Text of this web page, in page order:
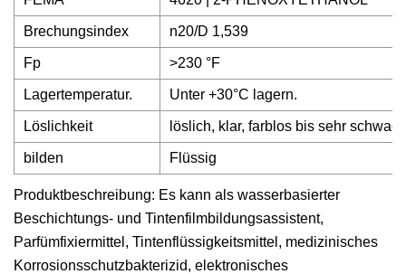
Brechungsindex n20/D 1,539
Fp >230 °F
Lagertemperatur. Unter +30°C lagern.
Löslichkeit löslich, klar, farblos bis sehr
bilden Flüssig
Produktbeschreibung: Es kann als wasserbasierter
Beschichtungs- und Tintenfilmbildungsassistent,
Parfümfixiermittel, Tintenflüssigkeitsmittel, medizinisches
Korrosionsschutzbakterizid, elektronisches